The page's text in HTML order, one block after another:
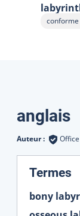
conforme
Afficher
anglais
Auteur :
Termes
bony